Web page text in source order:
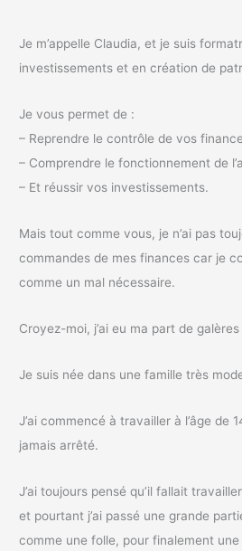
Je m’appelle Claudia, et je suis
investissements et en création de
Je vous permet de :
– Reprendre le contrôle de vos
– Comprendre le fonctionnement de
– Et réussir vos investissements.
Mais tout comme vous, je n’ai pas
commandes de mes finances car je
comme un mal nécessaire.
Croyez-moi, j’ai eu ma part de
Je suis née dans une famille très
J’ai commencé à travailler à l’âge de
jamais arrêté.
J’ai toujours pensé qu’il fallait
et pourtant j’ai passé une grande
comme une folle, pour finalement